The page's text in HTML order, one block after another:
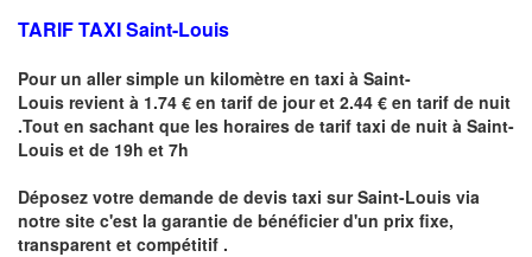
TARIF TAXI Saint-Louis
Pour un aller simple un kilomètre en taxi à Saint-
Louis revient à 1.74 € en tarif de jour et 2.44 € en tarif de nuit
.Tout en sachant que les horaires de tarif taxi de nuit à Saint-
Louis et de 19h et 7h
Déposez votre demande de devis taxi surSaint-Louis via
notre site c'est la garantie de bénéficier d'un prix fixe,
transparent et compétitif .